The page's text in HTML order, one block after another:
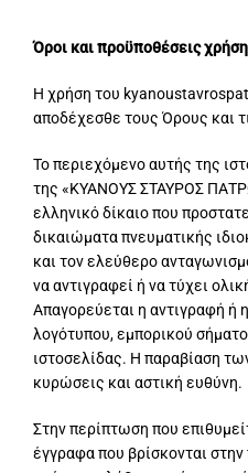
Όροι και προϋποθέσεις
Η χρήση του
αποδέχεσθε τους Όρους και
Το περιεχόμενο αυτής της
της «ΚΥΑΝΟΥΣ ΣΤΑΥΡΟΣ
ελληνικό δίκαιο που
δικαιώματα πνευματικής
και τον ελεύθερο
να αντιγραφεί ή να τύχει
Απαγορεύεται η αντιγραφή ή
λογότυπου, εμπορικού
ιστοσελίδας. Η παραβίαση
κυρώσεις και αστική ευθύνη.
Στην περίπτωση που
έγγραφα που βρίσκονται